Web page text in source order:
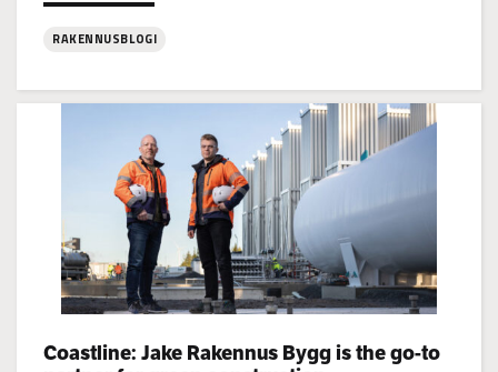
RAKENNUSBLOGI
Jake
Coastline: Jake Rakennus Bygg is the go-to
Categories: